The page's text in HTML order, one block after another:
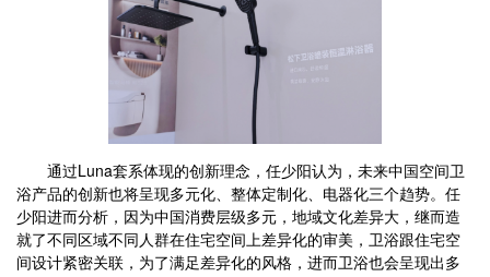
通过Luna套系体现的创新理念，任少阳认为，未来中国空间卫
浴产品的创新也将呈现多元化、整体定制化、电器化三个趋势。任
少阳进而分析，因为中国消费层级多元，地域文化差异大，继而造
就了不同区域不同人群在住宅空间上差异化的审美，卫浴跟住宅空
间设计紧密关联，为了满足差异化的风格，进而卫浴也会呈现出多